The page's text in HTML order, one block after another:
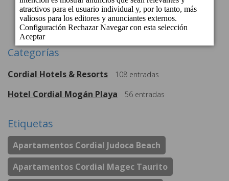
1 2 3 4 Siguiente
Categorías
Cordial Hotels & Resorts 108 entradas
Hotel Cordial Mogán Playa 56 entradas
Etiquetas
Apartamentos Cordial Judoca Beach
Apartamentos Cordial Magec Taurito